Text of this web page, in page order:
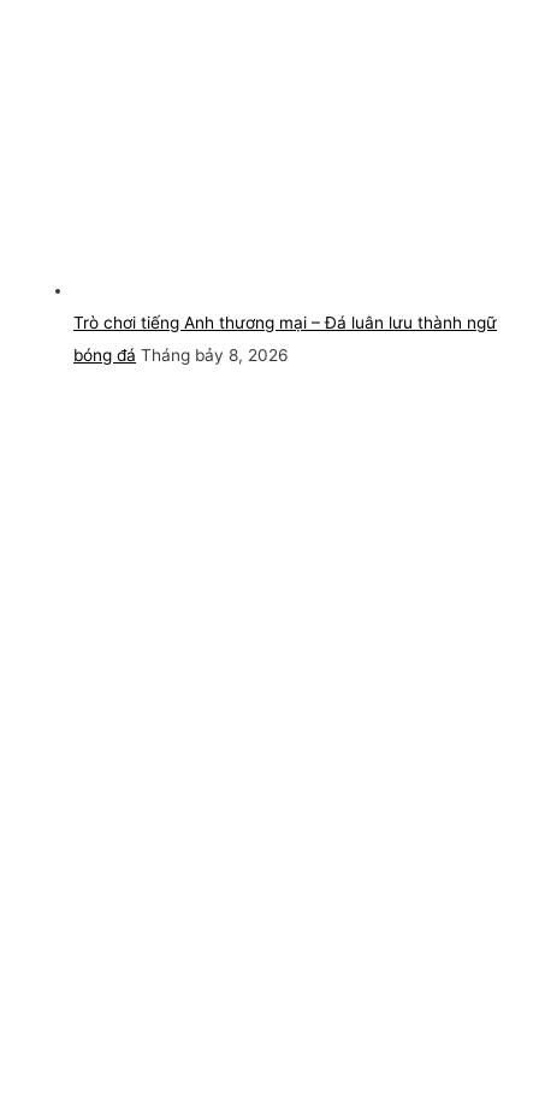
Trò chơi tiếng Anh thương mại – Đá luân lưu thành ngữ
bóng đá Tháng bảy 8, 2026